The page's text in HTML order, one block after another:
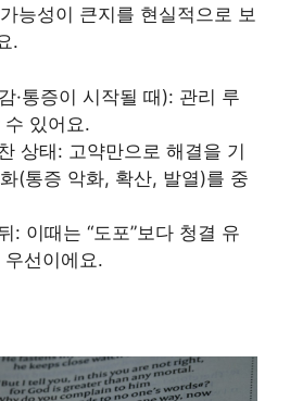
능성이 큰지를 현실적으로 보
.
·통증이 시작될 때): 관리 루
수 있어요.
상태: 고약만으로 해결을 기
(통증 악화, 확산, 발열)를 중
: 이때는 “도포”보다 청결 유
선이에요.